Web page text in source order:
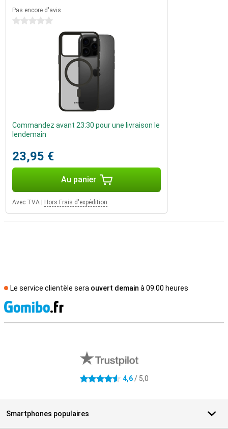
Pas encore d'avis
0 étoiles
Commandez avant 23:30 pour une livraison le
lendemain
23,95 €
Au panier
Avec TVA Hors Frais d'expédition
Le service clientèle sera ouvert demain à 09.00 heures
4.6 étoiles 4,6/ 5,0
Smartphones populaires